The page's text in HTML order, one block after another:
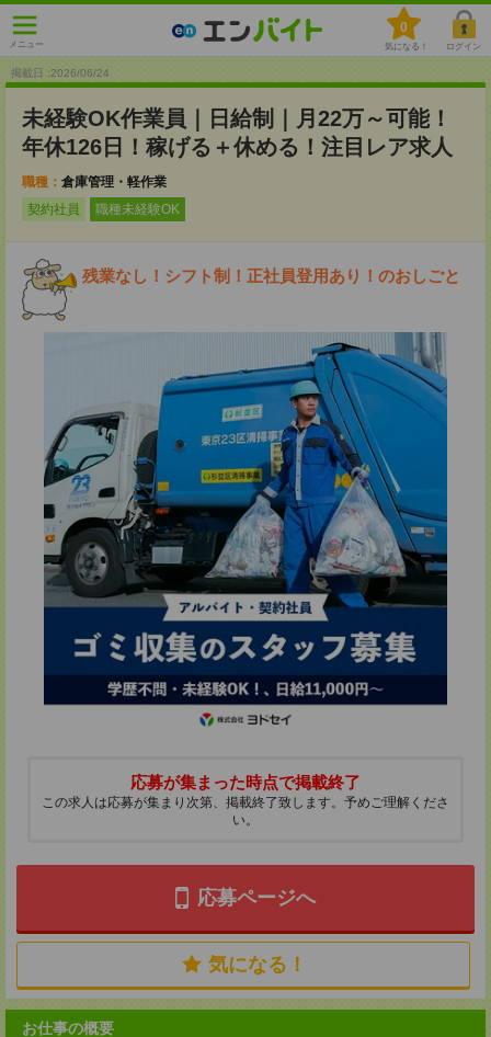
メニュー
0
気になる！ ログイン
掲載日 :2026/06/24
未経験OK作業員｜日給制｜月22万～可能！
年休126日！稼げる＋休める！注目レア求人
職種： 倉庫管理・軽作業
契約社員
職種未経験OK
残業なし！シフト制！正社員登用あり！のおしごと
応募が集まった時点で掲載終了
この求人は応募が集まり次第、掲載終了致します。予めご理解くださ
い。
応募ページへ
気になる！
お仕事の概要